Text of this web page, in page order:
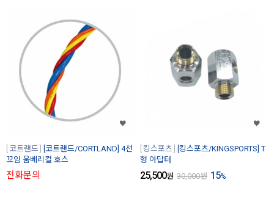
코트랜드
[코트랜드/CORTLAND] 4선
꼬임 움베리컬 호스
전화문의
킹스포츠
[킹스포츠/KINGSPORTS] T
형 아답터
25,500원 30,000원 15%